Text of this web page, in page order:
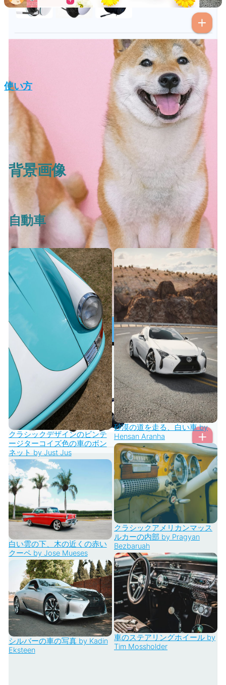
使い方
背景画像
自動車
クラシックデザインのビンテ
ージターコイズ色の車のボン
ネット by Just Jus
白い雲の下、木の近くの赤い
クーペ by Jose Mueses
シルバーの車の写真 by Kadin
Eksteen
砂漠の道を走る、白い車 by
Hensan Aranha
クラシックアメリカンマッス
ルカーの内部 by Pragyan
Bezbaruah
車のステアリングホイール by
Tim Mossholder